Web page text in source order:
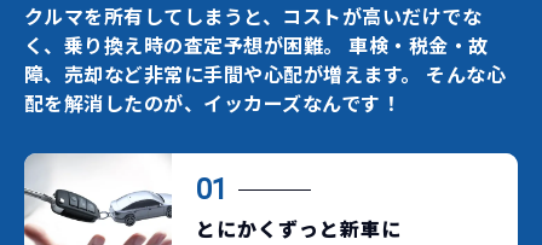
クルマを所有してしまうと、コストが高いだけでな
く、乗り換え時の査定予想が困難。
車検・税金・故
障、売却など非常に手間や心配が増えます。
そんな心
配を解消したのが、イッカーズなんです！
01
とにかくずっと新車に